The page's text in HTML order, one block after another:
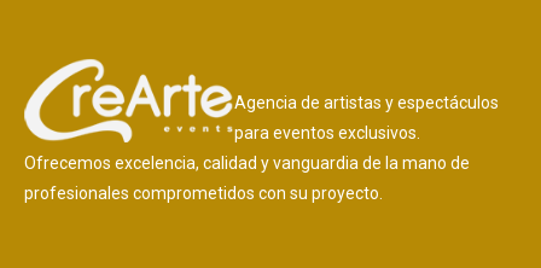
Agencia de artistas y espectáculos
para eventos exclusivos.
Ofrecemos excelencia, calidad y vanguardia de la mano de
profesionales comprometidos con su proyecto.